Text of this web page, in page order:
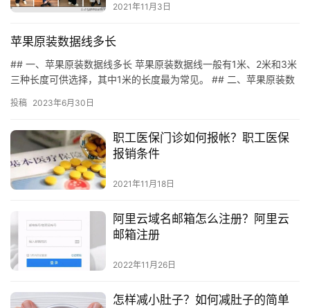
2021年11月3日
苹果原装数据线多长
## 一、苹果原装数据线多长 苹果原装数据线一般有1米、2米和3米
三种长度可供选择，其中1米的长度最为常见。 ## 二、苹果原装数
投稿 2023年6月30日
职工医保门诊如何报帐？职工医保
报销条件
2021年11月18日
阿里云域名邮箱怎么注册？阿里云
邮箱注册
2022年11月26日
怎样减小肚子？如何减肚子的简单